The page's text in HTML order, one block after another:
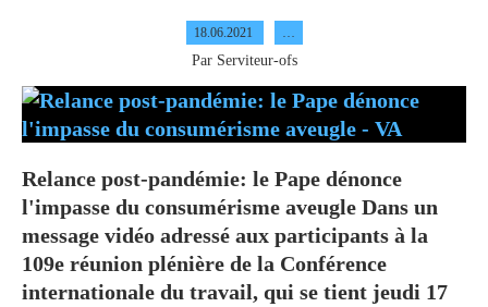
18.06.2021 …
Par Serviteur-ofs
Relance post-pandémie: le Pape dénonce
l'impasse du consumérisme aveugle Dans un
message vidéo adressé aux participants à la
109e réunion plénière de la Conférence
internationale du travail, qui se tient jeudi 17